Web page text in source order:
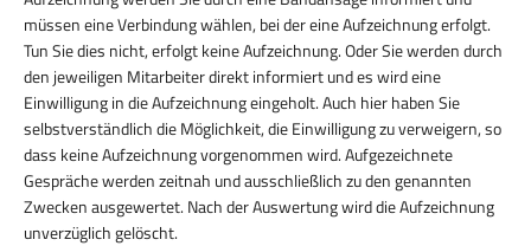
müssen eine Verbindung wählen, bei der eine Aufzeichnung erfolgt.
Tun Sie dies nicht, erfolgt keine Aufzeichnung. Oder Sie werden durch
den jeweiligen Mitarbeiter direkt informiert und es wird eine
Einwilligung in die Aufzeichnung eingeholt. Auch hier haben Sie
selbstverständlich die Möglichkeit, die Einwilligung zu verweigern, so
dass keine Aufzeichnung vorgenommen wird. Aufgezeichnete
Gespräche werden zeitnah und ausschließlich zu den genannten
Zwecken ausgewertet. Nach der Auswertung wird die Aufzeichnung
unverzüglich gelöscht.